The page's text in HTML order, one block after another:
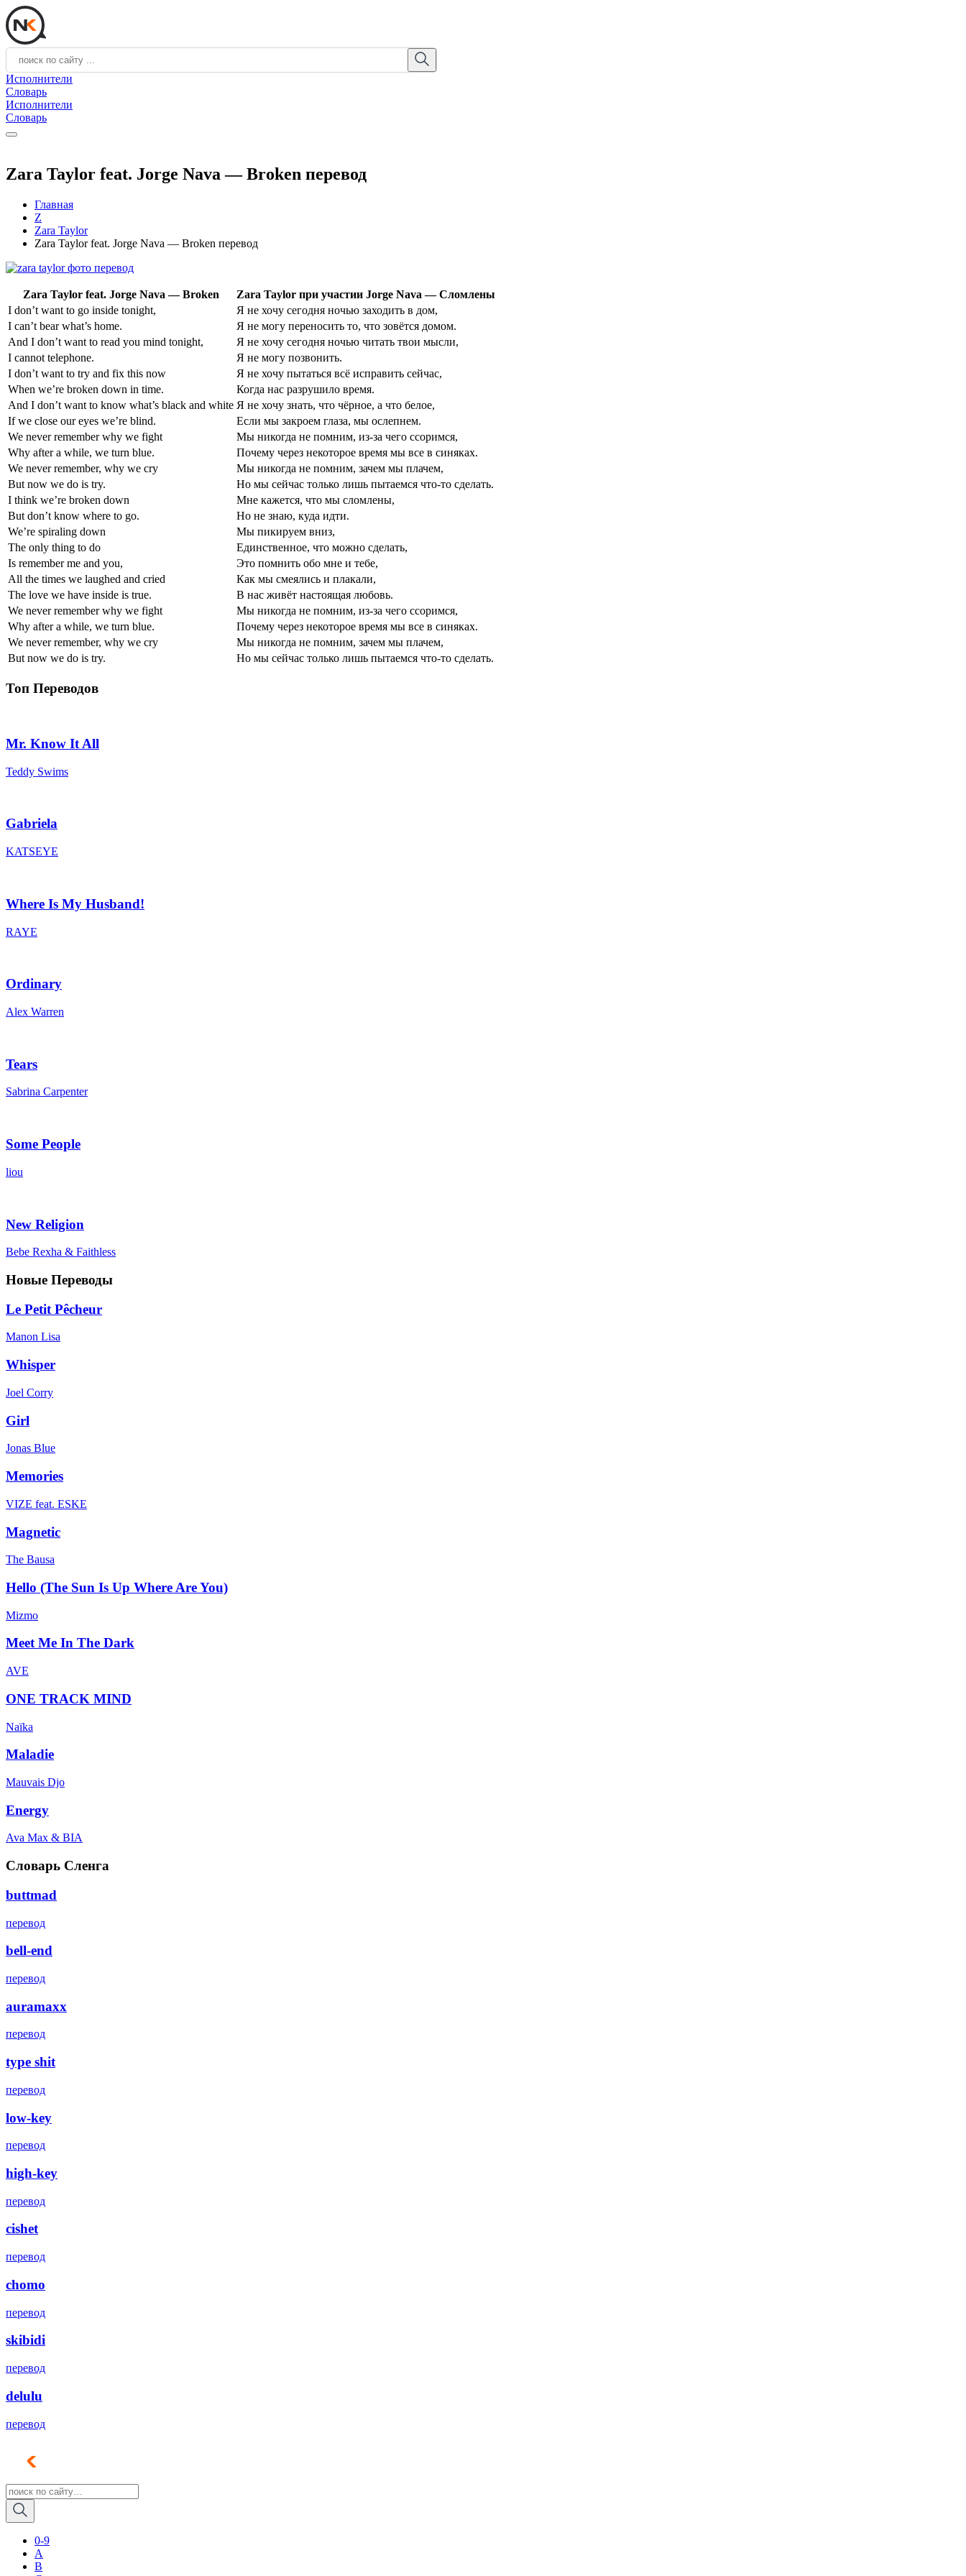
Исполнители
Словарь
Исполнители
Словарь
Zara Taylor feat. Jorge Nava — Broken перевод
Главная
Z
Zara Taylor
Zara Taylor feat. Jorge Nava — Broken перевод
Zara Taylor feat. Jorge Nava — Broken
Zara Taylor при участии Jorge Nava — Сломлены
I don’t want to go inside tonight,
Я не хочу сегодня ночью заходить в дом,
I can’t bear what’s home.
Я не могу переносить то, что зовётся домом.
And I don’t want to read you mind tonight,
Я не хочу сегодня ночью читать твои мысли,
I cannot telephone.
Я не могу позвонить.
I don’t want to try and fix this now
Я не хочу пытаться всё исправить сейчас,
When we’re broken down in time.
Когда нас разрушило время.
And I don’t want to know what’s black and white Я не хочу знать, что чёрное, а что белое,
If we close our eyes we’re blind.
Если мы закроем глаза, мы ослепнем.
We never remember why we fight
Мы никогда не помним, из-за чего ссоримся,
Why after a while, we turn blue.
Почему через некоторое время мы все в синяках.
We never remember, why we cry
Мы никогда не помним, зачем мы плачем,
But now we do is try.
Но мы сейчас только лишь пытаемся что-то сделать.
I think we’re broken down
Мне кажется, что мы сломлены,
But don’t know where to go.
Но не знаю, куда идти.
We’re spiraling down
Мы пикируем вниз,
The only thing to do
Единственное, что можно сделать,
Is remember me and you,
Это помнить обо мне и тебе,
All the times we laughed and cried
Как мы смеялись и плакали,
The love we have inside is true.
В нас живёт настоящая любовь.
We never remember why we fight
Мы никогда не помним, из-за чего ссоримся,
Why after a while, we turn blue.
Почему через некоторое время мы все в синяках.
We never remember, why we cry
Мы никогда не помним, зачем мы плачем,
But now we do is try.
Но мы сейчас только лишь пытаемся что-то сделать.
Топ Переводов
Mr. Know It All
Teddy Swims
Gabriela
KATSEYE
Where Is My Husband!
RAYE
Ordinary
Alex Warren
Tears
Sabrina Carpenter
Some People
liou
New Religion
Bebe Rexha & Faithless
Новые Переводы
Le Petit Pêcheur
Manon Lisa
Whisper
Joel Corry
Girl
Jonas Blue
Memories
VIZE feat. ESKE
Magnetic
The Bausa
Hello (The Sun Is Up Where Are You)
Mizmo
Meet Me In The Dark
AVE
ONE TRACK MIND
Naïka
Maladie
Mauvais Djo
Energy
Ava Max & BIA
Словарь Сленга
buttmad
перевод
bell-end
перевод
auramaxx
перевод
type shit
перевод
low-key
перевод
high-key
перевод
cishet
перевод
chomo
перевод
skibidi
перевод
delulu
перевод
0-9
A
B